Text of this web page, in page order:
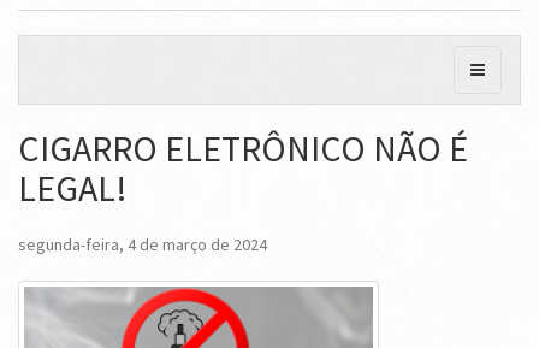
CIGARRO ELETRÔNICO NÃO É
LEGAL!
segunda-feira, 4 de março de 2024